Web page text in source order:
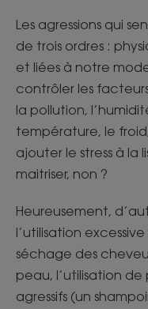
Les agressions qui
de trois ordres :
et liées à notre
contrôler les
la pollution,
température, le
ajouter le stress à la
maitriser, non ?
Heureusement,
l’utilisation
séchage des
peau, l’utilisation
agressifs (un